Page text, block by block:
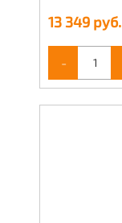
13 349 руб.
-